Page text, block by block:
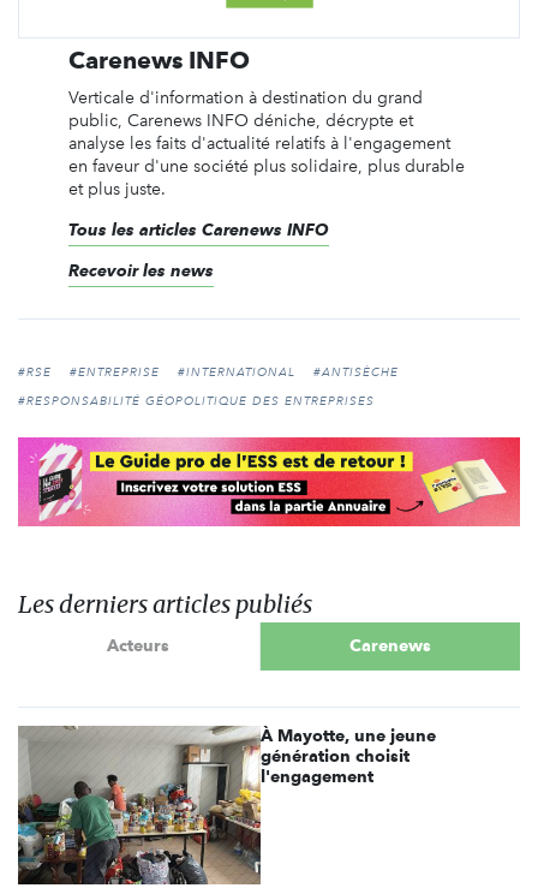
Carenews INFO
Verticale d'information à destination du grand
public, Carenews INFO déniche, décrypte et
analyse les faits d'actualité relatifs à l'engagement
en faveur d'une société plus solidaire, plus durable
et plus juste.
Tous les articles Carenews INFO
Recevoir les news
#RSE #ENTREPRISE #INTERNATIONAL
#ANTISÈCHE
#RESPONSABILITÉ GÉOPOLITIQUE DES ENTREPRISES
Les derniers articles publiés
Acteurs Carenews
À Mayotte, une jeune
génération choisit
l'engagement